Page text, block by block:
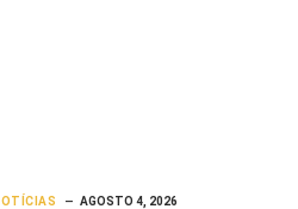
AGOSTO 4, 2026